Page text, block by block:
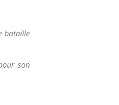
bataille
son